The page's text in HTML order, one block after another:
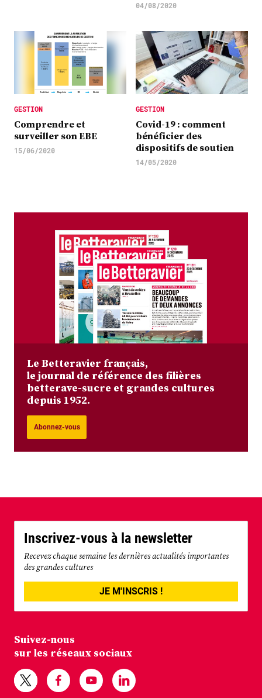
04/08/2020
GESTION
Comprendre et
surveiller son EBE
15/06/2020
GESTION
Covid-19 : comment
bénéficier des
dispositifs de soutien
14/05/2020
Le Betteravier français,
le journal de référence des filières
betterave-sucre et grandes cultures
depuis 1952.
Abonnez-vous
Inscrivez-vous à la newsletter
Recevez chaque semaine les dernières actualités importantes
des grandes cultures
JE M'INSCRIS !
Suivez-nous
sur les réseaux sociaux